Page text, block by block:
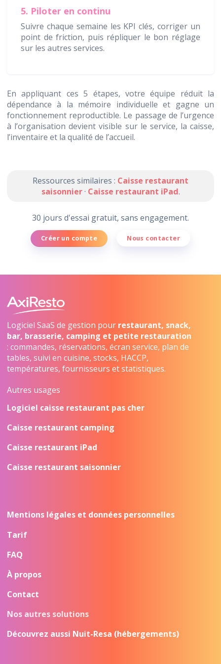
5. Piloter en continu
Suivre chaque semaine les KPI clés, corriger un
point de friction, puis répliquer le bon réglage
sur les autres services.
En appliquant ces 5 étapes, votre équipe réduit la
dépendance à la mémoire individuelle et gagne un
fonctionnement reproductible. Le passage de l’urgence
à l’organisation devient visible sur le service, la caisse,
l’inventaire et la qualité de l’accueil.
Ressources similaires : Caisse restaurant
saisonnier· Caisse restaurant iPad.
30 jours d'essai gratuit, sans engagement.
Créer un compte Nous contacter
Logiciel SaaS de gestion pour restaurant, snack,
bar, brasserie, camping et petite restauration
: commandes, réservations, écran service, plan de
tables, suivi en cuisine, stocks, HACCP,
températures, fournisseurs et statistiques.
Autres usages
Logiciel caisse restaurant pas cher
Caisse restaurant camping
Caisse restaurant iPad
Caisse restaurant saisonnier
Mentions légales et données personnelles
Tarif
FAQ
À propos
Contact
Nos autres solutions
Découvrez aussi Nuit-Resa (hébergements)